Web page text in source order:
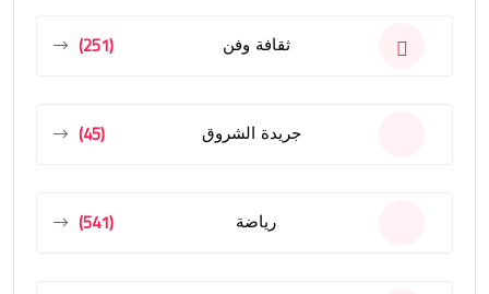
ثقافة وفن (251)
جريدة الشروق (45)
رياضة (541)